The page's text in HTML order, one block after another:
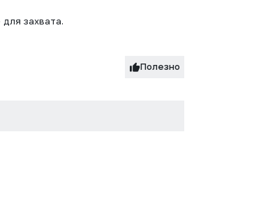
захвата.
Полезно